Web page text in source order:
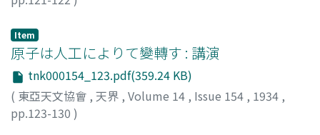
Item
原子は人工によりて變轉す : 講演
tnk000154_123.pdf(359.24 KB)
( 東亞天文協會 , 天界 , Volume 14 , Issue 154 , 1934 ,
pp.123-130 )